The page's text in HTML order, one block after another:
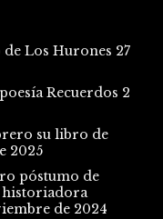
Los Hurones 27
Recuerdos 2
su libro de
2025
póstumo de
historiadora
de 2024